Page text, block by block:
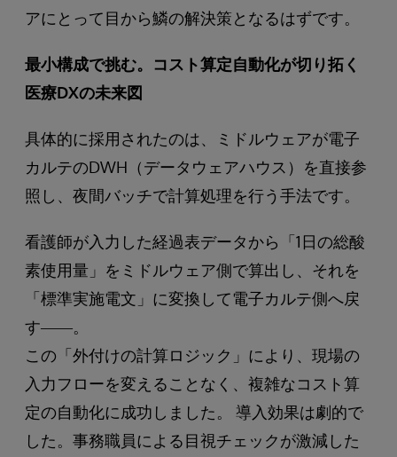
アにとって目から鱗の解決策となるはずです。
最小構成で挑む。コスト算定自動化が切り拓く
医療DXの未来図
具体的に採用されたのは、ミドルウェアが電子
カルテのDWH（データウェアハウス）を直接参
照し、夜間バッチで計算処理を行う手法です。
看護師が入力した経過表データから「1日の総酸
素使用量」をミドルウェア側で算出し、それを
「標準実施電文」に変換して電子カルテ側へ戻
す――。
この「外付けの計算ロジック」により、現場の
入力フローを変えることなく、複雑なコスト算
定の自動化に成功しました。 導入効果は劇的で
した。事務職員による目視チェックが激減した